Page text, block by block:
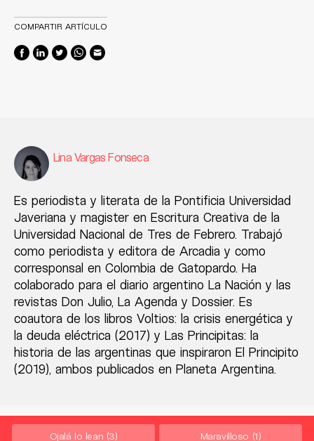
COMPARTIR ARTÍCULO
Lina Vargas Fonseca
Es periodista y literata de la Pontificia Universidad
Javeriana y magister en Escritura Creativa de la
Universidad Nacional de Tres de Febrero. Trabajó
como periodista y editora de Arcadia y como
corresponsal en Colombia de Gatopardo. Ha
colaborado para el diario argentino La Nación y las
revistas Don Julio, La Agenda y Dossier. Es
coautora de los libros Voltios: la crisis energética y
la deuda eléctrica (2017) y Las Principitas: la
historia de las argentinas que inspiraron El Principito
(2019), ambos publicados en Planeta Argentina.
Ojalá lo lean (3) Maravilloso (1)